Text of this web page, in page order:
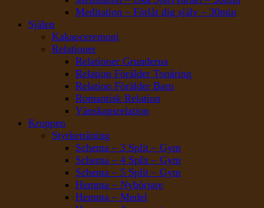
Meditation – Förlåt dig själv – 30min
Själen
Kakaoceremoni
Relationer
Relationer Grunderna
Relation Förälder Tonåring
Relation Förälder Barn
Romantisk Relation
Vänskapsrelation
Kroppen
Styrketräning
Schema – 3 Split – Gym
Schema – 4 Split – Gym
Schema – 5 Split – Gym
Hemma – Nybörjare
Hemma – Medel